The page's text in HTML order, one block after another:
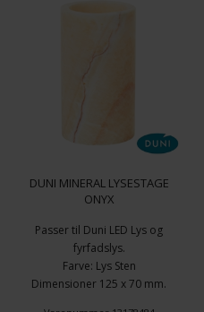
DUNI MINERAL LYSESTAGE
ONYX
Passer til Duni LED Lys og
fyrfadslys.
Farve: Lys Sten
Dimensioner 125 x 70 mm.